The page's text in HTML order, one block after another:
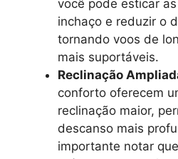
você pode esticar
inchaço e reduzir o
tornando voos de
mais suportáveis.
Reclinação
conforto oferecem
reclinação maior,
descanso mais
importante notar